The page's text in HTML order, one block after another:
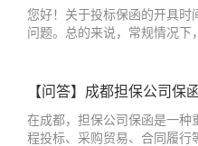
您好！关于投标保函的开具
问题。总的来说，常规情况下
在成都，担保公司保函是一
程投标、采购贸易、合同履行